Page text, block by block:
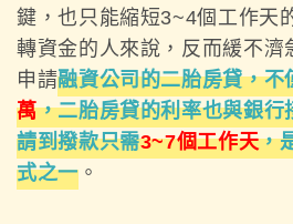
鍵，也只能縮短3~4個工作天
轉資金的人來說，反而緩不濟
申請融資公司的二胎房貸，不
萬，二胎房貸的利率也與銀行
請到撥款只需3~7個工作天，
式之一。